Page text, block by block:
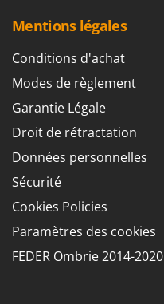
TecnoGen
Tellarini Pompe
Telwin
Tenco
Tineco
Titania
Tornado
Tre Spade
Trev - Abrek - TecnoVIR
Trotec
Mentions légales
Conditions d'achat
Modes de règlement
Garantie Légale
Droit de rétractation
Données personnelles
Sécurité
Cookies Policies
Paramètres des cookies
FEDER Ombrie 2014-2020